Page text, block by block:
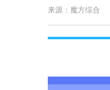
来源： 魔方综合